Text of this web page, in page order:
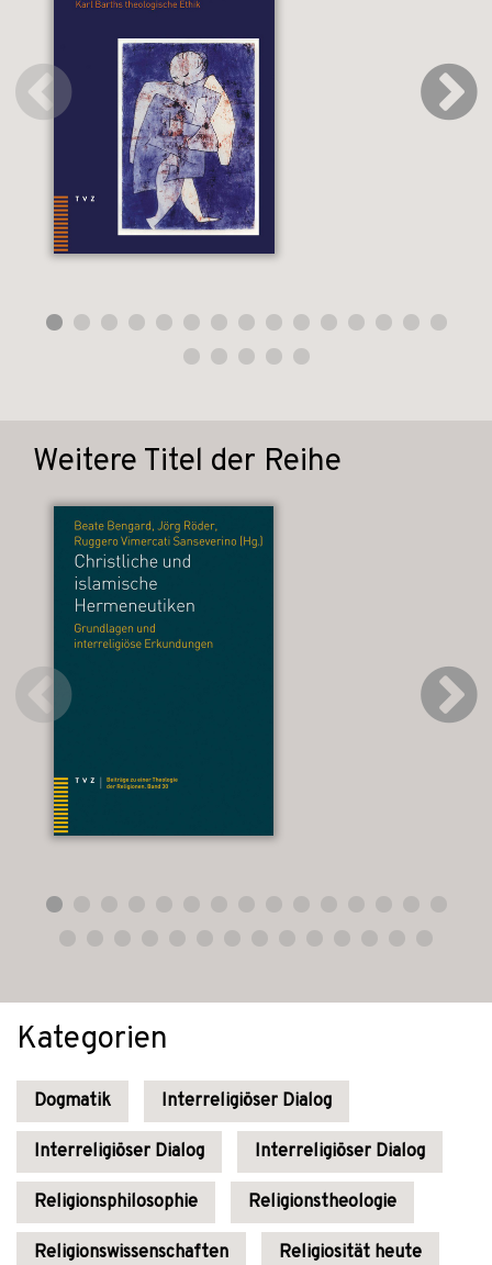
Weitere Titel der Reihe
Kategorien
Dogmatik Interreligiöser Dialog
Interreligiöser Dialog Interreligiöser Dialog
Religionsphilosophie Religionstheologie
Religionswissenschaften Religiosität heute